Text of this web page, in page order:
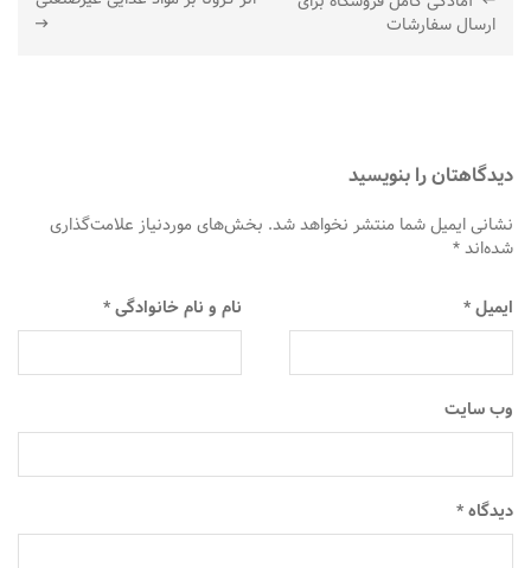
نوشته
ارسال سفارشات
دیدگاهتان را بنویسید
نشانی ایمیل شما منتشر نخواهد شد. بخش‌های موردنیاز علامت‌گذاری
شده‌اند*
نام و نام خانوادگی* ایمیل*
وب‌ سایت
دیدگاه*